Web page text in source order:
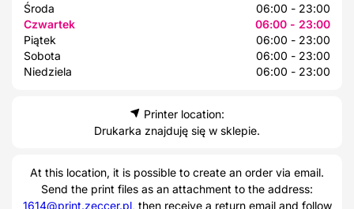
Środa
06:00 - 23:00
Czwartek
06:00 - 23:00
Piątek
06:00 - 23:00
Sobota
06:00 - 23:00
Niedziela
06:00 - 23:00
Printer location:
Drukarka znajduję się w sklepie.
At this location, it is possible to create an order via email.
Send the print files as an attachment to the address:
1614@print.zeccer.pl, then receive a return email and follow